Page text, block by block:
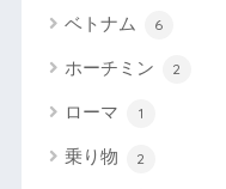
ベトナム 6
ホーチミン 2
ローマ 1
乗り物 2